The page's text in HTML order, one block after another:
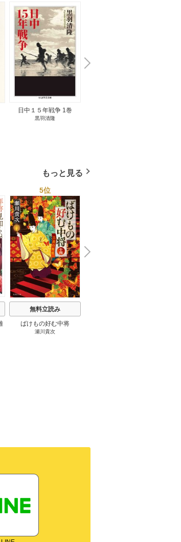
日中１５年戦争 1巻
黒羽清隆
N
e
x
t
もっと見る
5位
無料立読み
ばけもの好む中将
瀬川貴次
N
e
x
t